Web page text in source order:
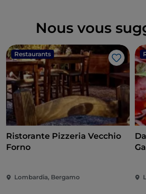
Nous vous
Restaurants
J’aime
Ristorante Pizzeria Vecchio
Forno
Lombardia, Bergamo